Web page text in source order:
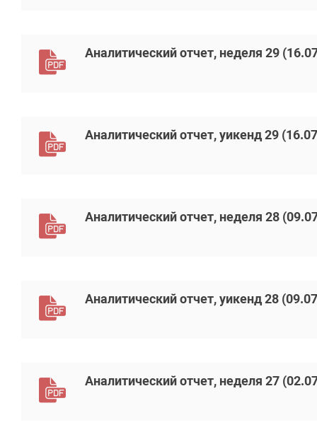
Аналитический отчет, неделя 29
Аналитический отчет, уикенд 29
Аналитический отчет, неделя 28
Аналитический отчет, уикенд 28
Аналитический отчет, неделя 27